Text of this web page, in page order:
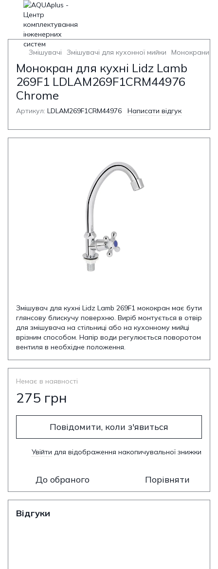
Змішувачі Змішувачі для кухонної мийки Монокрани
Монокран для кухні Lidz Lamb
269F1 LDLAM269F1CRM44976
Chrome
Артикул: LDLAM269F1CRM44976 Написати відгук
Змішувач для кухні Lidz Lamb 269F1 мококран має бути
глянсову блискучу поверхню. Виріб монтується в отвір
для змішувача на стільниці або на кухонному мийці
врізним способом. Напір води регулюється поворотом
вентиля в необхідне положення.
Немає в наявності
275 грн
Повідомити, коли з'явиться
Увійти для відображення накопичувальної знижки
До обраного Порівняти
Відгуки